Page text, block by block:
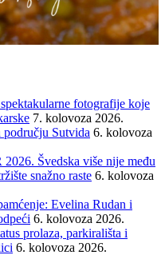
fotografije koje
7. kolovoza 2026.
području Sutvida 6. kolovoza
Švedska više nije među
snažno raste 6. kolovoza
Evelina Rudan i
6. kolovoza 2026.
prolaza, parkirališta i
6. kolovoza 2026.